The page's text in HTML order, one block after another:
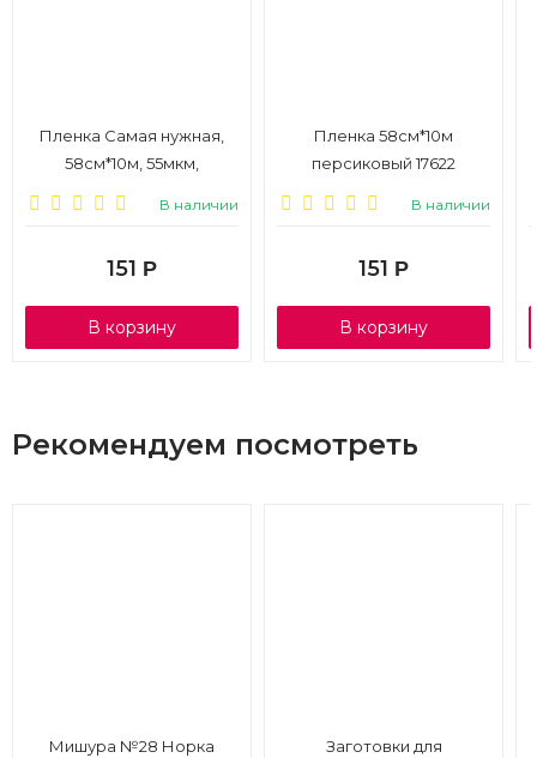
Пленка Самая нужная,
58см*10м, 55мкм,
В наличии
151 Р
В корзину
Пленка 58см*10м
персиковый 17622
В наличии
151 Р
В корзину
Рекомендуем посмотреть
Мишура №28 Норка
Заготовки для